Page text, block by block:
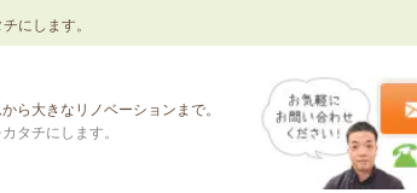
にします。
ら大きなリノベーションまで。
タチにします。